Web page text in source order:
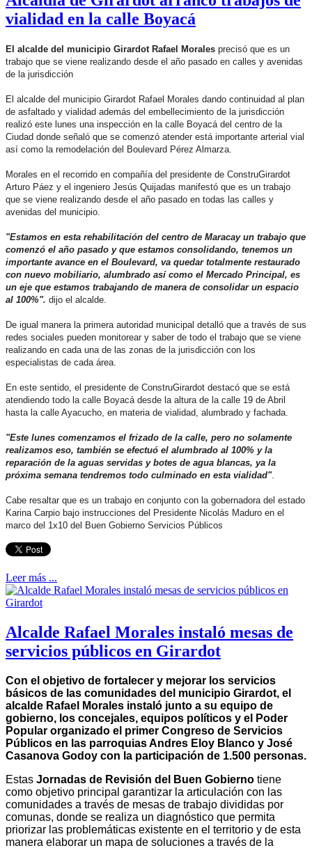
vialidad en la calle Boyacá
El alcalde del municipio Girardot Rafael Morales precisó que es un
trabajo que se viene realizando desde el año pasado en calles y avenidas
de la jurisdicción
El alcalde del municipio Girardot Rafael Morales dando continuidad al plan
de asfaltado y vialidad además del embellecimiento de la jurisdicción
realizó este lunes una inspección en la calle Boyacá del centro de la
Ciudad donde señaló que se comenzó atender está importante arterial vial
así como la remodelación del Boulevard Pérez Almarza.
Morales en el recorrido en compañía del presidente de ConstruGirardot
Arturo Páez y el ingeniero Jesús Quijadas manifestó que es un trabajo
que se viene realizando desde el año pasado en todas las calles y
avenidas del municipio.
"Estamos en esta rehabilitación del centro de Maracay un trabajo que
comenzó el año pasado y que estamos consolidando, tenemos un
importante avance en el Boulevard, va quedar totalmente restaurado
con nuevo mobiliario, alumbrado así como el Mercado Principal, es
un eje que estamos trabajando de manera de consolidar un espacio
al 100%". dijo el alcalde.
De igual manera la primera autoridad municipal detalló que a través de sus
redes sociales pueden monitorear y saber de todo el trabajo que se viene
realizando en cada una de las zonas de la jurisdicción con los
especialistas de cada área.
En este sentido, el presidente de ConstruGirardot destacó que se está
atendiendo todo la calle Boyacá desde la altura de la calle 19 de Abril
hasta la calle Ayacucho, en materia de vialidad, alumbrado y fachada.
"Este lunes comenzamos el frizado de la calle, pero no solamente
realizamos eso, también se efectuó el alumbrado al 100% y la
reparación de la aguas servidas y botes de agua blancas, ya la
próxima semana tendremos todo culminado en esta vialidad".
Cabe resaltar que es un trabajo en conjunto con la gobernadora del estado
Karina Carpio bajo instrucciones del Presidente Nicolás Maduro en el
marco del 1x10 del Buen Gobierno Servicios Públicos
Leer más ...
Alcalde Rafael Morales instaló mesas de
servicios públicos en Girardot
Con el objetivo de fortalecer y mejorar los servicios
básicos de las comunidades del municipio Girardot, el
alcalde Rafael Morales instaló junto a su equipo de
gobierno, los concejales, equipos políticos y el Poder
Popular organizado el primer Congreso de Servicios
Públicos en las parroquias Andres Eloy Blanco y José
Casanova Godoy con la participación de 1.500 personas.
Estas Jornadas de Revisión del Buen Gobierno tiene
como objetivo principal garantizar la articulación con las
comunidades a través de mesas de trabajo divididas por
comunas, donde se realiza un diagnóstico que permita
priorizar las problemáticas existente en el territorio y de esta
manera elaborar un mapa de soluciones a través de la